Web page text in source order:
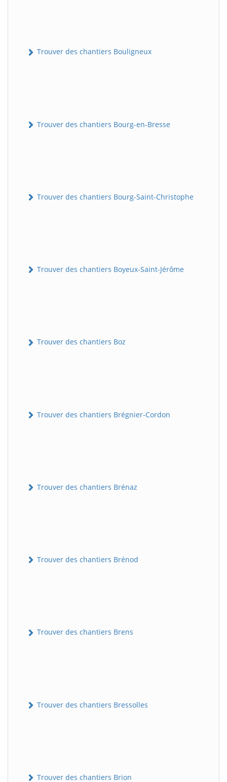
Trouver des chantiers Bouligneux
Trouver des chantiers Bourg-en-Bresse
Trouver des chantiers Bourg-Saint-Christophe
Trouver des chantiers Boyeux-Saint-Jérôme
Trouver des chantiers Boz
Trouver des chantiers Brégnier-Cordon
Trouver des chantiers Brénaz
Trouver des chantiers Brénod
Trouver des chantiers Brens
Trouver des chantiers Bressolles
Trouver des chantiers Brion